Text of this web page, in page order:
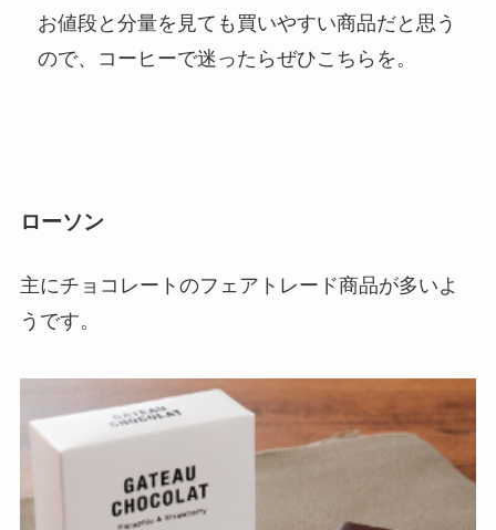
お値段と分量を見ても買いやすい商品だと思う
ので、コーヒーで迷ったらぜひこちらを。
ローソン
主にチョコレートのフェアトレード商品が多いよ
うです。